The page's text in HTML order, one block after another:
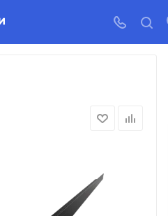
3М 19х24